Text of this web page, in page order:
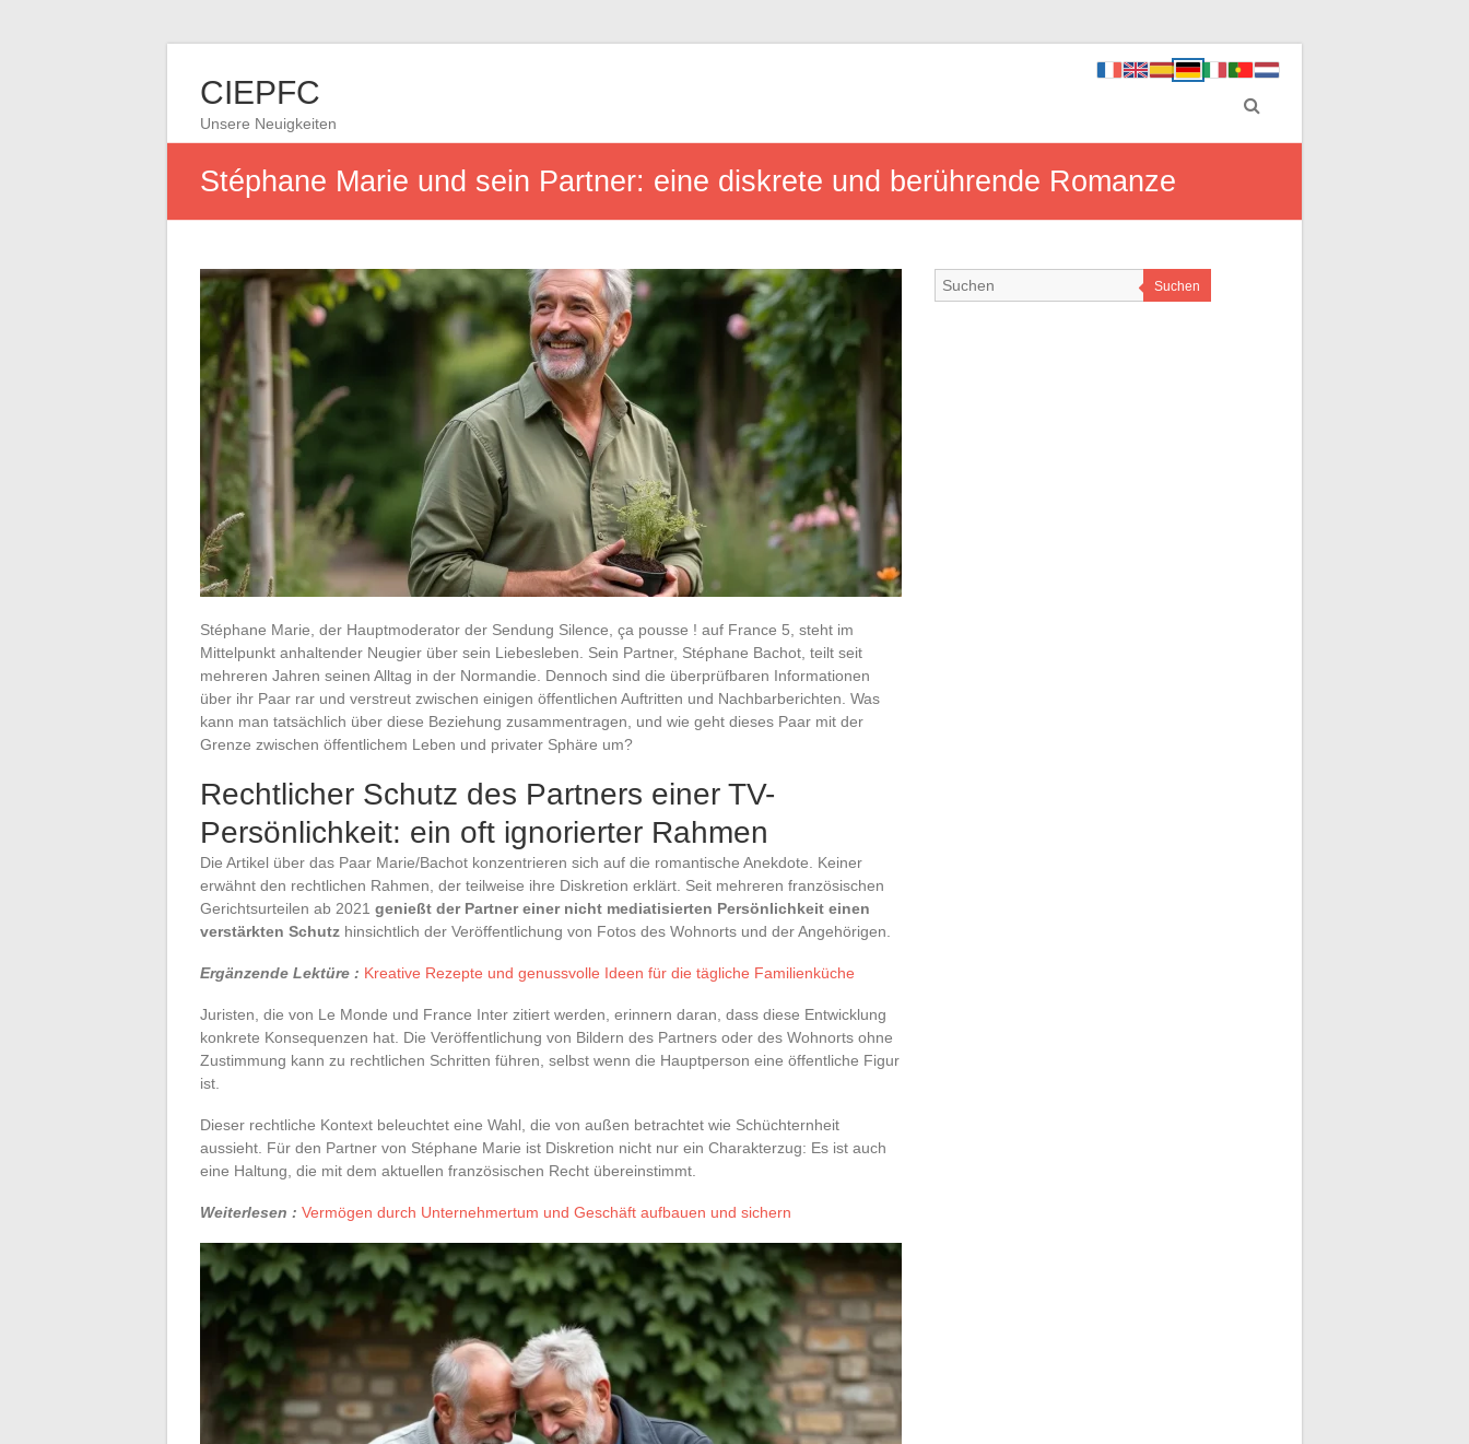
CIEPFC
Unsere Neuigkeiten
Stéphane Marie und sein Partner: eine diskrete und berührende Romanze
Stéphane Marie, der Hauptmoderator der Sendung Silence, ça pousse ! auf France 5, steht im
Mittelpunkt anhaltender Neugier über sein Liebesleben. Sein Partner, Stéphane Bachot, teilt seit
mehreren Jahren seinen Alltag in der Normandie. Dennoch sind die überprüfbaren Informationen
über ihr Paar rar und verstreut zwischen einigen öffentlichen Auftritten und Nachbarberichten. Was
kann man tatsächlich über diese Beziehung zusammentragen, und wie geht dieses Paar mit der
Grenze zwischen öffentlichem Leben und privater Sphäre um?
Rechtlicher Schutz des Partners einer TV-
Persönlichkeit: ein oft ignorierter Rahmen
Die Artikel über das Paar Marie/Bachot konzentrieren sich auf die romantische Anekdote. Keiner
erwähnt den rechtlichen Rahmen, der teilweise ihre Diskretion erklärt. Seit mehreren französischen
Gerichtsurteilen ab 2021 genießt der Partner einer nicht mediatisierten Persönlichkeit einen
verstärkten Schutz hinsichtlich der Veröffentlichung von Fotos des Wohnorts und der Angehörigen.
Ergänzende Lektüre : Kreative Rezepte und genussvolle Ideen für die tägliche Familienküche
Juristen, die von Le Monde und France Inter zitiert werden, erinnern daran, dass diese Entwicklung
konkrete Konsequenzen hat. Die Veröffentlichung von Bildern des Partners oder des Wohnorts ohne
Zustimmung kann zu rechtlichen Schritten führen, selbst wenn die Hauptperson eine öffentliche Figur
ist.
Dieser rechtliche Kontext beleuchtet eine Wahl, die von außen betrachtet wie Schüchternheit
aussieht. Für den Partner von Stéphane Marie ist Diskretion nicht nur ein Charakterzug: Es ist auch
eine Haltung, die mit dem aktuellen französischen Recht übereinstimmt.
Weiterlesen : Vermögen durch Unternehmertum und Geschäft aufbauen und sichern
Suchen